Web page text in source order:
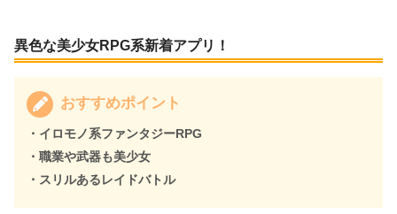
異色な美少女RPG系新着アプリ！
おすすめポイント
・イロモノ系ファンタジーRPG
・職業や武器も美少女
・スリルあるレイドバトル